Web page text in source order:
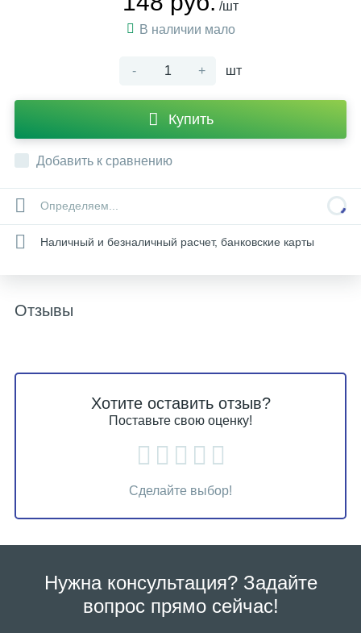
/шт
В наличии мало
- + шт
Купить
Добавить к сравнению
Определяем...
Наличный и безналичный расчет, банковские карты
Отзывы
Хотите оставить отзыв?
Поставьте свою оценку!
Сделайте выбор!
Нужна консультация? Задайте
вопрос прямо сейчас!